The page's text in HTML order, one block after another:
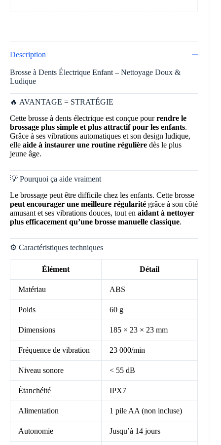
Description
Brosse à Dents Électrique Enfant – Nettoyage Doux &
Ludique
🔥 AVANTAGE = STRATÉGIE
Cette brosse à dents électrique est conçue pourrendre le
brossage plus simple et plus attractif pour les enfants.
Grâce à ses vibrations automatiques et son design ludique,
elle aide à instaurer une routine régulière dès le plus
jeune âge.
💡 Pourquoi ça aide vraiment
Le brossage peut être difficile chez les enfants. Cette brosse
peut encourager une meilleure régularité grâce à son côté
amusant et ses vibrations douces, tout en aidant à nettoyer
plus efficacement qu’une brosse manuelle classique.
⚙️ Caractéristiques techniques
Élément Détail
Matériau ABS
Poids 60 g
Dimensions 185 × 23 × 23 mm
Fréquence de vibration 23 000/min
Niveau sonore < 55 dB
Étanchéité IPX7
Alimentation 1 pile AA (non incluse)
Autonomie Jusqu’à 14 jours